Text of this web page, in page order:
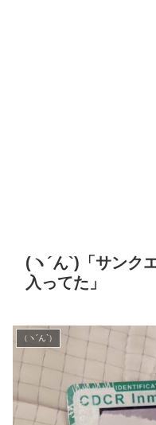
(ヽ´ん`)「サンク
入ってた」
（ヽ´ん`）